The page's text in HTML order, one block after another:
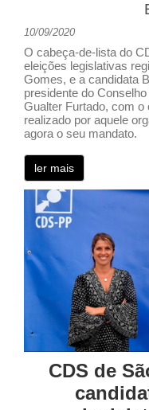
10/09/2020
O cabeça-de-lista do
eleições legislativas
Gomes, e a candidata
presidente do
Gualter Furtado, com o
realizado por aquele
agora o seu mandato.
ler mais
CDS de